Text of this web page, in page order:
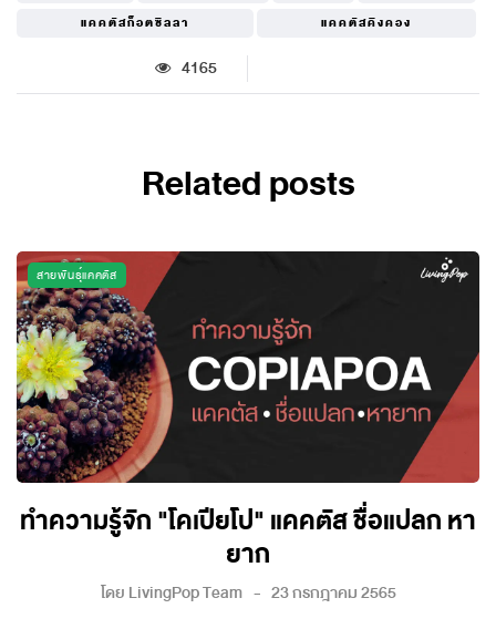
แคคตัสก็อตซิลลา
แคคตัสคิงคอง
4165
Related posts
สายพันธุ์แคคตัส
ทำความรู้จัก "โคเปียโป" แคคตัส ชื่อแปลก หา
ยาก
โดย LivingPop Team 23 กรกฎาคม 2565